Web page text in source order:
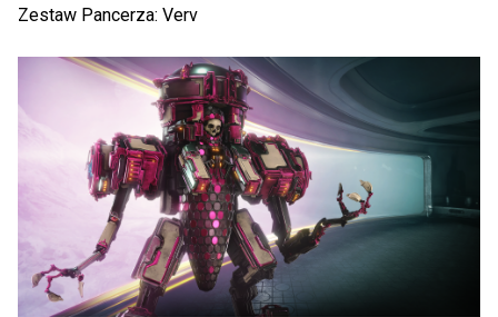
Zestaw Pancerza: Verv